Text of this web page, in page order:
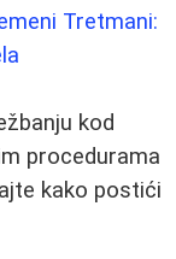
Tretmani:
kod
procedurama
kako postići